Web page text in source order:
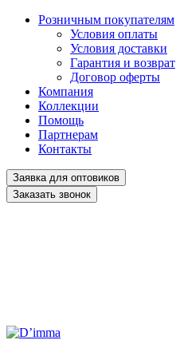
Розничным покупателям
Условия оплаты
Условия доставки
Гарантия и возврат
Договор оферты
Компания
Коллекции
Помощь
Партнерам
Контакты
Заявка для оптовиков
Заказать звонок